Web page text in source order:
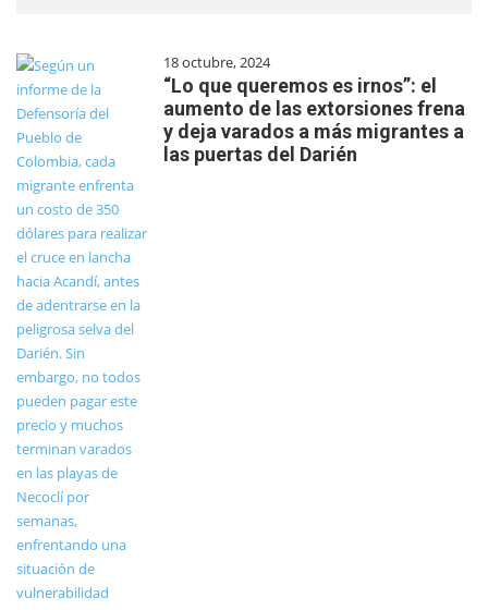
18 octubre, 2024
“Lo que queremos es irnos”: el
aumento de las extorsiones frena
y deja varados a más migrantes a
las puertas del Darién